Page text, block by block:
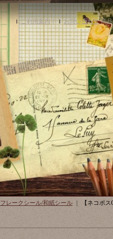
ご利用案内｜ お問い合わせ 商
フレークシール/和紙シール
【ネコポ